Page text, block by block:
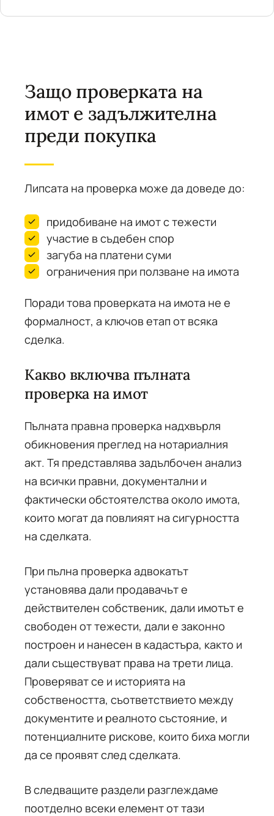
Защо проверката на
имот е задължителна
преди покупка
Липсата на проверка може да доведе до:
придобиване на имот с тежести
участие в съдебен спор
загуба на платени суми
ограничения при ползване на имота
Поради това проверката на имота не е
формалност, а ключов етап от всяка
сделка.
Какво включва пълната
проверка на имот
Пълната правна проверка надхвърля
обикновения преглед на нотариалния
акт. Тя представлява задълбочен анализ
на всички правни, документални и
фактически обстоятелства около имота,
които могат да повлияят на сигурността
на сделката.
При пълна проверка адвокатът
установява дали продавачът е
действителен собственик, дали имотът е
свободен от тежести, дали е законно
построен и нанесен в кадастъра, както и
дали съществуват права на трети лица.
Проверяват се и историята на
собствеността, съответствието между
документите и реалното състояние, и
потенциалните рискове, които биха могли
да се проявят след сделката.
В следващите раздели разглеждаме
поотделно всеки елемент от тази